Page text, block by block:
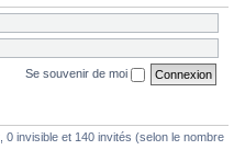
Se souvenir de moi
0 invisible et 140 invités (selon le nombre